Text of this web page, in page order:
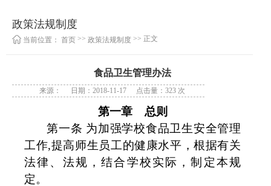
政策法规制度
当前位置： 首页 >> 政策法规制度 >> 正文
食品卫生管理办法
来源： 日期：2018-11-17 点击量： 323 次
第一章
总则
第一条 为加强学校食品卫生安全管理
工作,提高师生员工的健康水平，根据有关
法律、法规，结合学校实际，制定本规
定。